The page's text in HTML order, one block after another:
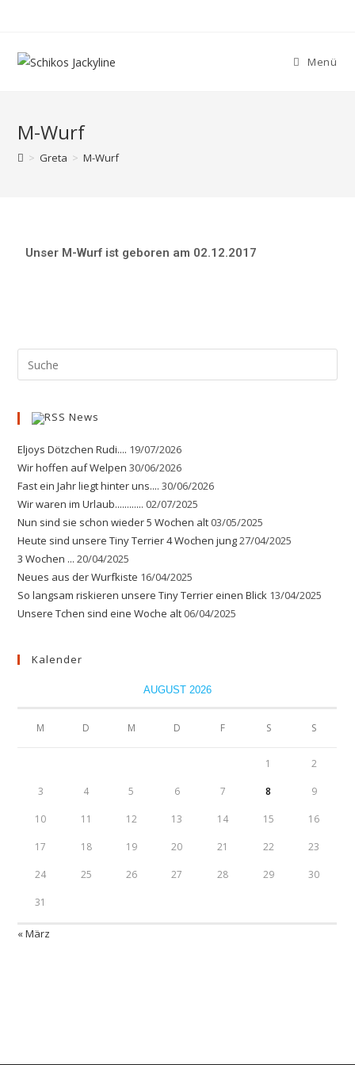
Menü
M-Wurf
> Greta > M-Wurf
Unser M-Wurf ist geboren am 02.12.2017
News
Eljoys Dötzchen Rudi.... 19/07/2026
Wir hoffen auf Welpen 30/06/2026
Fast ein Jahr liegt hinter uns.... 30/06/2026
Wir waren im Urlaub............ 02/07/2025
Nun sind sie schon wieder 5 Wochen alt 03/05/2025
Heute sind unsere Tiny Terrier 4 Wochen jung27/04/2025
3 Wochen ... 20/04/2025
Neues aus der Wurfkiste 16/04/2025
So langsam riskieren unsere Tiny Terrier einen Blick 13/04/2025
Unsere Tchen sind eine Woche alt 06/04/2025
Kalender
AUGUST 2026
M D M D F S S
1 2
3 4 5 6 7 8 9
10 11 12 13 14 15 16
17 18 19 20 21 22 23
24 25 26 27 28 29 30
31
« März